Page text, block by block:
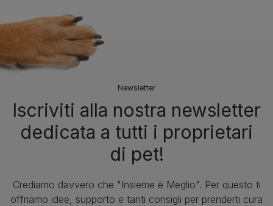
Newsletter
Iscriviti alla nostra newsletter
dedicata a tutti i proprietari
di pet!
Crediamo davvero che "Insieme è Meglio". Per questo ti
offriamo idee, supporto e tanti consigli per prenderti cura